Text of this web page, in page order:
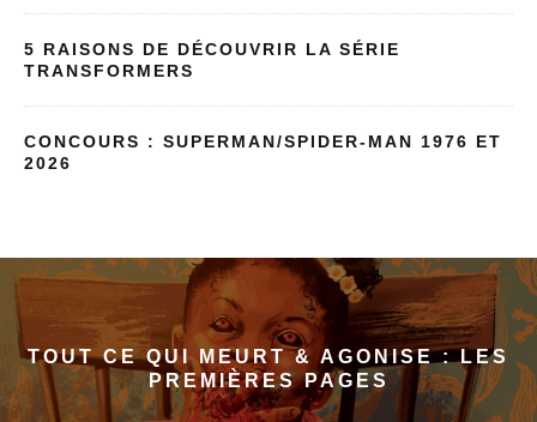
5 RAISONS DE DÉCOUVRIR LA SÉRIE
TRANSFORMERS
CONCOURS : SUPERMAN/SPIDER-MAN 1976 ET
2026
TOUT CE QUI MEURT & AGONISE : LES
PREMIÈRES PAGES